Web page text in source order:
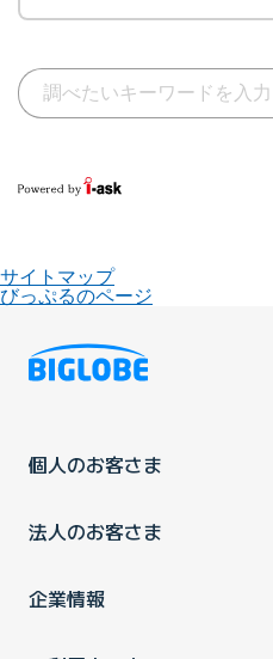
サイトマップ
びっぷるのページ
個人のお客さま
法人のお客さま
企業情報